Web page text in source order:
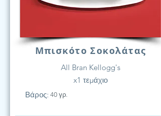
Μπισκότο Σοκολάτας
All Bran Kellogg's
x1 τεμάχιο
Βάρος: 40 γρ.